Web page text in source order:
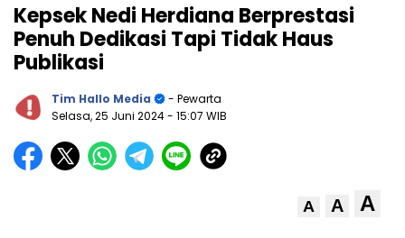
Kepsek Nedi Herdiana Berprestasi
Penuh Dedikasi Tapi Tidak Haus
Publikasi
Tim Hallo Media
- Pewarta
Selasa, 25 Juni 2024- 15:07 WIB
A A A